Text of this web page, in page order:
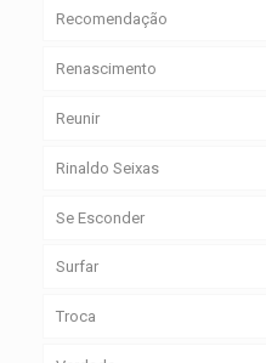
Recomendação
Renascimento
Reunir
Rinaldo Seixas
Se Esconder
Surfar
Troca